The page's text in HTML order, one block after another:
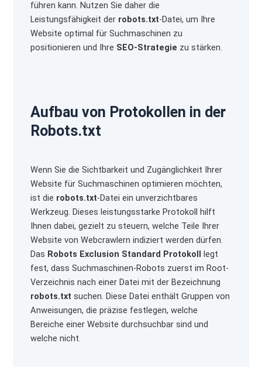
führen kann. Nutzen Sie daher die
Leistungsfähigkeit der robots.txt-Datei, um Ihre
Website optimal für Suchmaschinen zu
positionieren und Ihre SEO-Strategie zu stärken.
Aufbau von Protokollen in der
Robots.txt
Wenn Sie die Sichtbarkeit und Zugänglichkeit Ihrer
Website für Suchmaschinen optimieren möchten,
ist die robots.txt-Datei ein unverzichtbares
Werkzeug. Dieses leistungsstarke Protokoll hilft
Ihnen dabei, gezielt zu steuern, welche Teile Ihrer
Website von Webcrawlern indiziert werden dürfen.
Das Robots Exclusion Standard Protokoll legt
fest, dass Suchmaschinen-Robots zuerst im Root-
Verzeichnis nach einer Datei mit der Bezeichnung
robots.txt suchen. Diese Datei enthält Gruppen von
Anweisungen, die präzise festlegen, welche
Bereiche einer Website durchsuchbar sind und
welche nicht.